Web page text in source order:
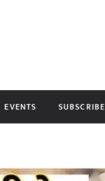
EVENTS SUBSCRIBE